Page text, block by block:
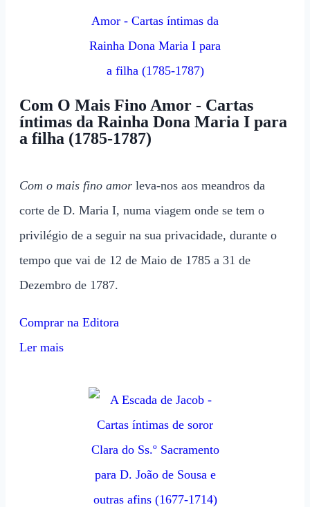
Com O Mais Fino Amor - Cartas
íntimas da Rainha Dona Maria I para
a filha (1785-1787)
Com o mais fino amor leva-nos aos meandros da
corte de D. Maria I, numa viagem onde se tem o
privilégio de a seguir na sua privacidade, durante o
tempo que vai de 12 de Maio de 1785 a 31 de
Dezembro de 1787.
Comprar na Editora
Ler mais